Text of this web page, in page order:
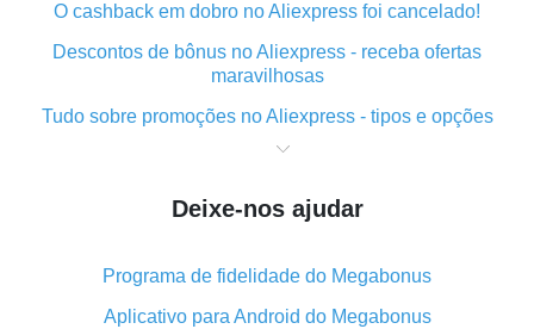
O cashback em dobro no Aliexpress foi cancelado!
Descontos de bônus no Aliexpress - receba ofertas
maravilhosas
Tudo sobre promoções no Aliexpress - tipos e opções
O que é "cashback" ao realizar compras no Aliexpress
O melhor lugar para baixar o cashback do Aliexpress e
Qual o plug-in de cashback do Aliexpress e quais as
suas vantagens
Deixe-nos ajudar
Programa de fidelidade do Megabonus
Aplicativo para Android do Megabonus